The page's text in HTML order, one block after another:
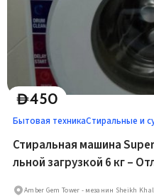
D450
Бытовая техникаСтиральные и
Стиральная машина
льной загрузкой 6 кг –
Amber Gem Tower - мезанин Sheikh